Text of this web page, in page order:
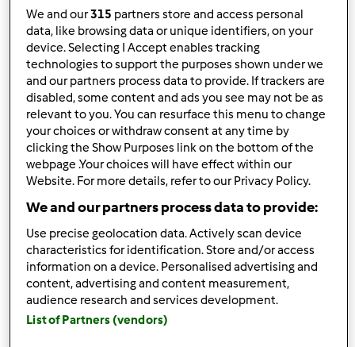
Testata ufficialmente
Liquore all'arancia
daTEAM CUCINA
1 0 -- --
muffin marmorizzati
daTEAM CUCINA
0 0 -- --
We and our315 partners store and access personal
data, like browsing data or unique identifiers, on your
device. Selecting I Accept enables tracking
technologies to support the purposes shown under we
and our partners process data to provide. If trackers are
disabled, some content and ads you see may not be as
relevant to you. You can resurface this menu to change
your choices or withdraw consent at any time by
clicking the Show Purposes link on the bottom of the
webpage .Your choices will have effect within our
Website. For more details, refer to our Privacy Policy.
We and our partners process data to provide:
Use precise geolocation data. Actively scan device
characteristics for identification. Store and/or access
information on a device. Personalised advertising and
content, advertising and content measurement,
audience research and services development.
List of Partners (vendors)